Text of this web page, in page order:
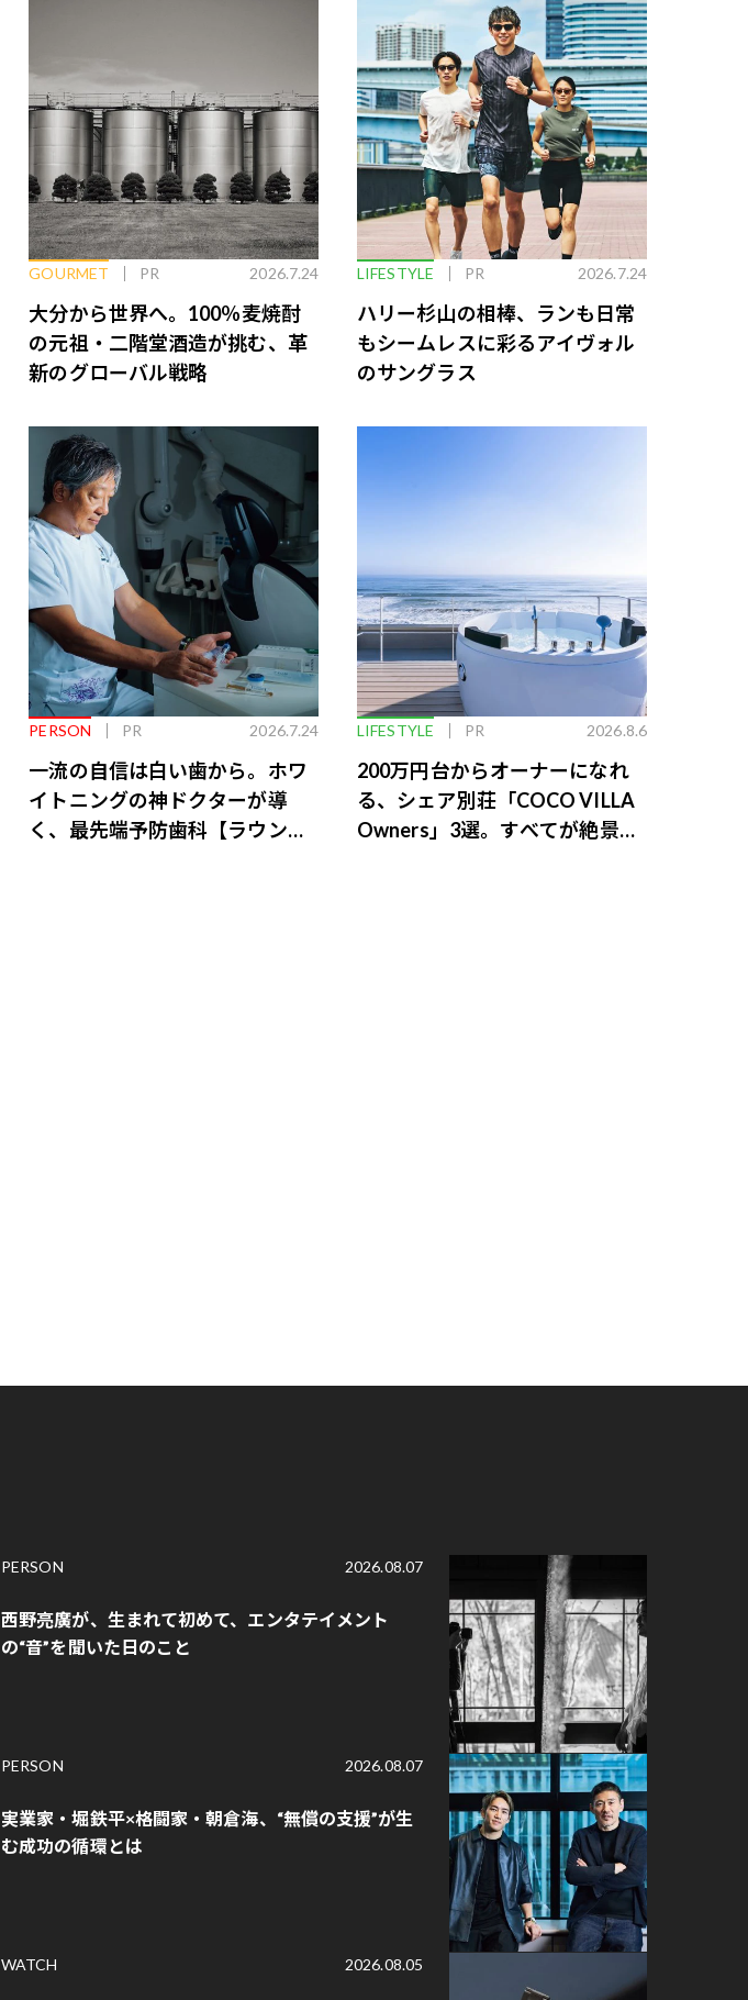
GOURMET PR 2026.7.24
大分から世界へ。100％麦焼酎
の元祖・二階堂酒造が挑む、革
新のグローバル戦略
LIFESTYLE PR 2026.7.24
ハリー杉山の相棒、ランも日常
もシームレスに彩るアイヴォル
のサングラス
PERSON PR 2026.7.24
一流の自信は白い歯から。ホワ
イトニングの神ドクターが導
く、最先端予防歯科【ラウンジ
LIFESTYLE PR 2026.8.6
200万円台からオーナーになれ
る、シェア別荘「COCO VILLA
Owners」3選。すべてが絶景、
PERSON 2026.08.07
西野亮廣が、生まれて初めて、エンタテイメント
の“音”を聞いた日のこと
PERSON 2026.08.07
実業家・堀鉄平×格闘家・朝倉海、“無償の支援”が生
む成功の循環とは
WATCH 2026.08.05